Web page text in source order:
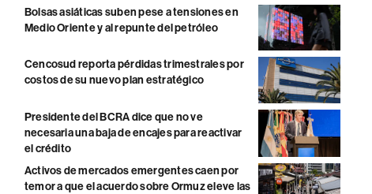
Bolsas asiáticas suben pese a tensiones en
Medio Oriente y al repunte del petróleo
Cencosud reporta pérdidas trimestrales por
costos de su nuevo plan estratégico
Presidente del BCRA dice que no ve
necesaria una baja de encajes para reactivar
el crédito
Activos de mercados emergentes caen por
temor a que el acuerdo sobre Ormuz eleve las